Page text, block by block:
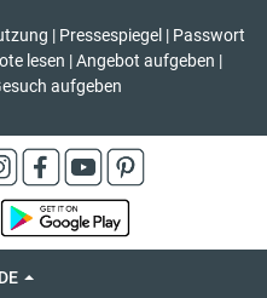
| Pressespiegel | Passwort
lesen | Angebot aufgeben |
aufgeben
DE